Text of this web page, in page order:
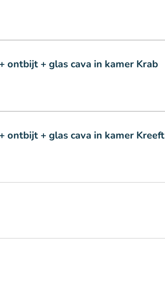
ontbijt + glas cava in kamer Krab
ontbijt + glas cava in kamer Kreeft